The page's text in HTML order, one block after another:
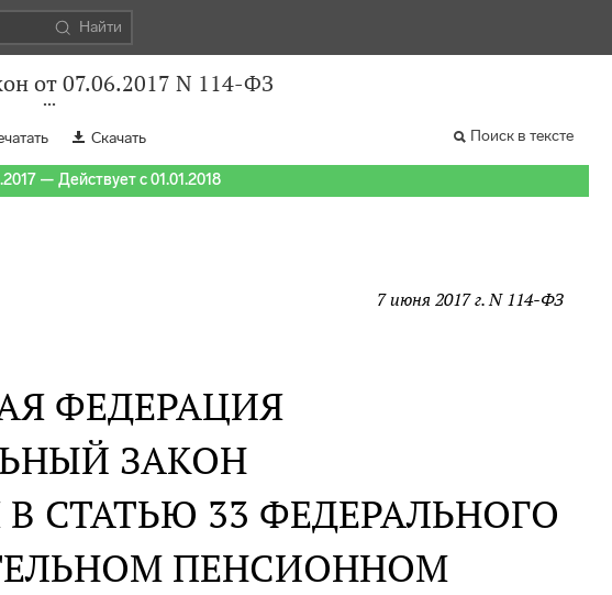
Найти
от 07.06.2017 N 114-ФЗ
Скачать Поиск в тексте
— Действует с 01.01.2018
7 июня 2017 г. N 114-ФЗ
ФЕДЕРАЦИЯ
ЗАКОН
СТАТЬЮ 33 ФЕДЕРАЛЬНОГО
ПЕНСИОННОМ